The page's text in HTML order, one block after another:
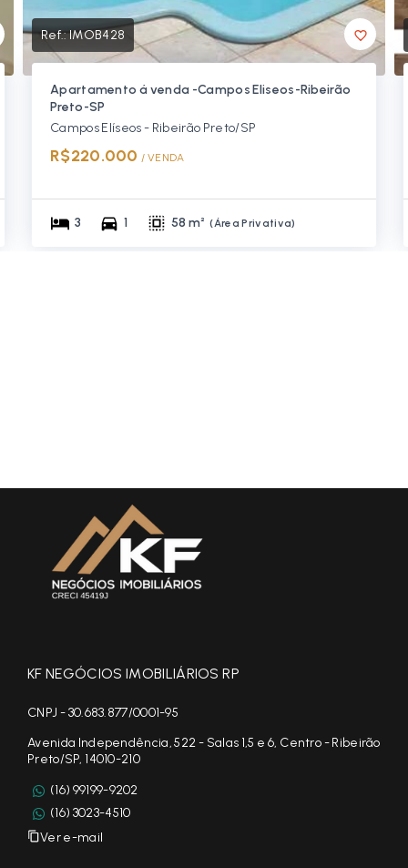
Ref.:IMOB428
Apartamento á venda -Campos Eliseos-Ribeirão
Preto-SP
Campos Elíseos - Ribeirão Preto/SP
R$220.000 / VENDA
3 1 58 m² (Área Privativa)
KF NEGÓCIOS IMOBILIÁRIOS RP
CNPJ - 30.683.877/0001-95
Avenida Independência, 522 - Salas 1,5 e 6, Centro - Ribeirão
Preto/SP, 14010-210
(16) 99199-9202
(16) 3023-4510
Ver e-mail